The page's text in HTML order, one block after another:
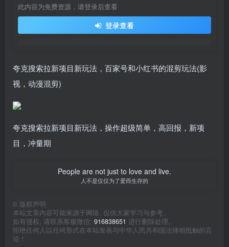
此内容为免费资源，请登录后查看
登录查看
夸克搜索拉新项目新玩法，百家号和小红书的混剪玩法(影
视，动漫混剪)
夸克搜索拉新项目新玩法，操作超级简单，高回报，新项
目，冲量期
People are not just to love and live.
人不是仅仅为了爱而生存的
© 版权声明
本站文章内容可能来源于网络, 仅供大家学习与参考,
如有侵权, 请联系客服微信: 916838651 进行删除处理。
拒绝任何人以任何形式在本站发表与中华人民共和国法律相抵触的言
论！